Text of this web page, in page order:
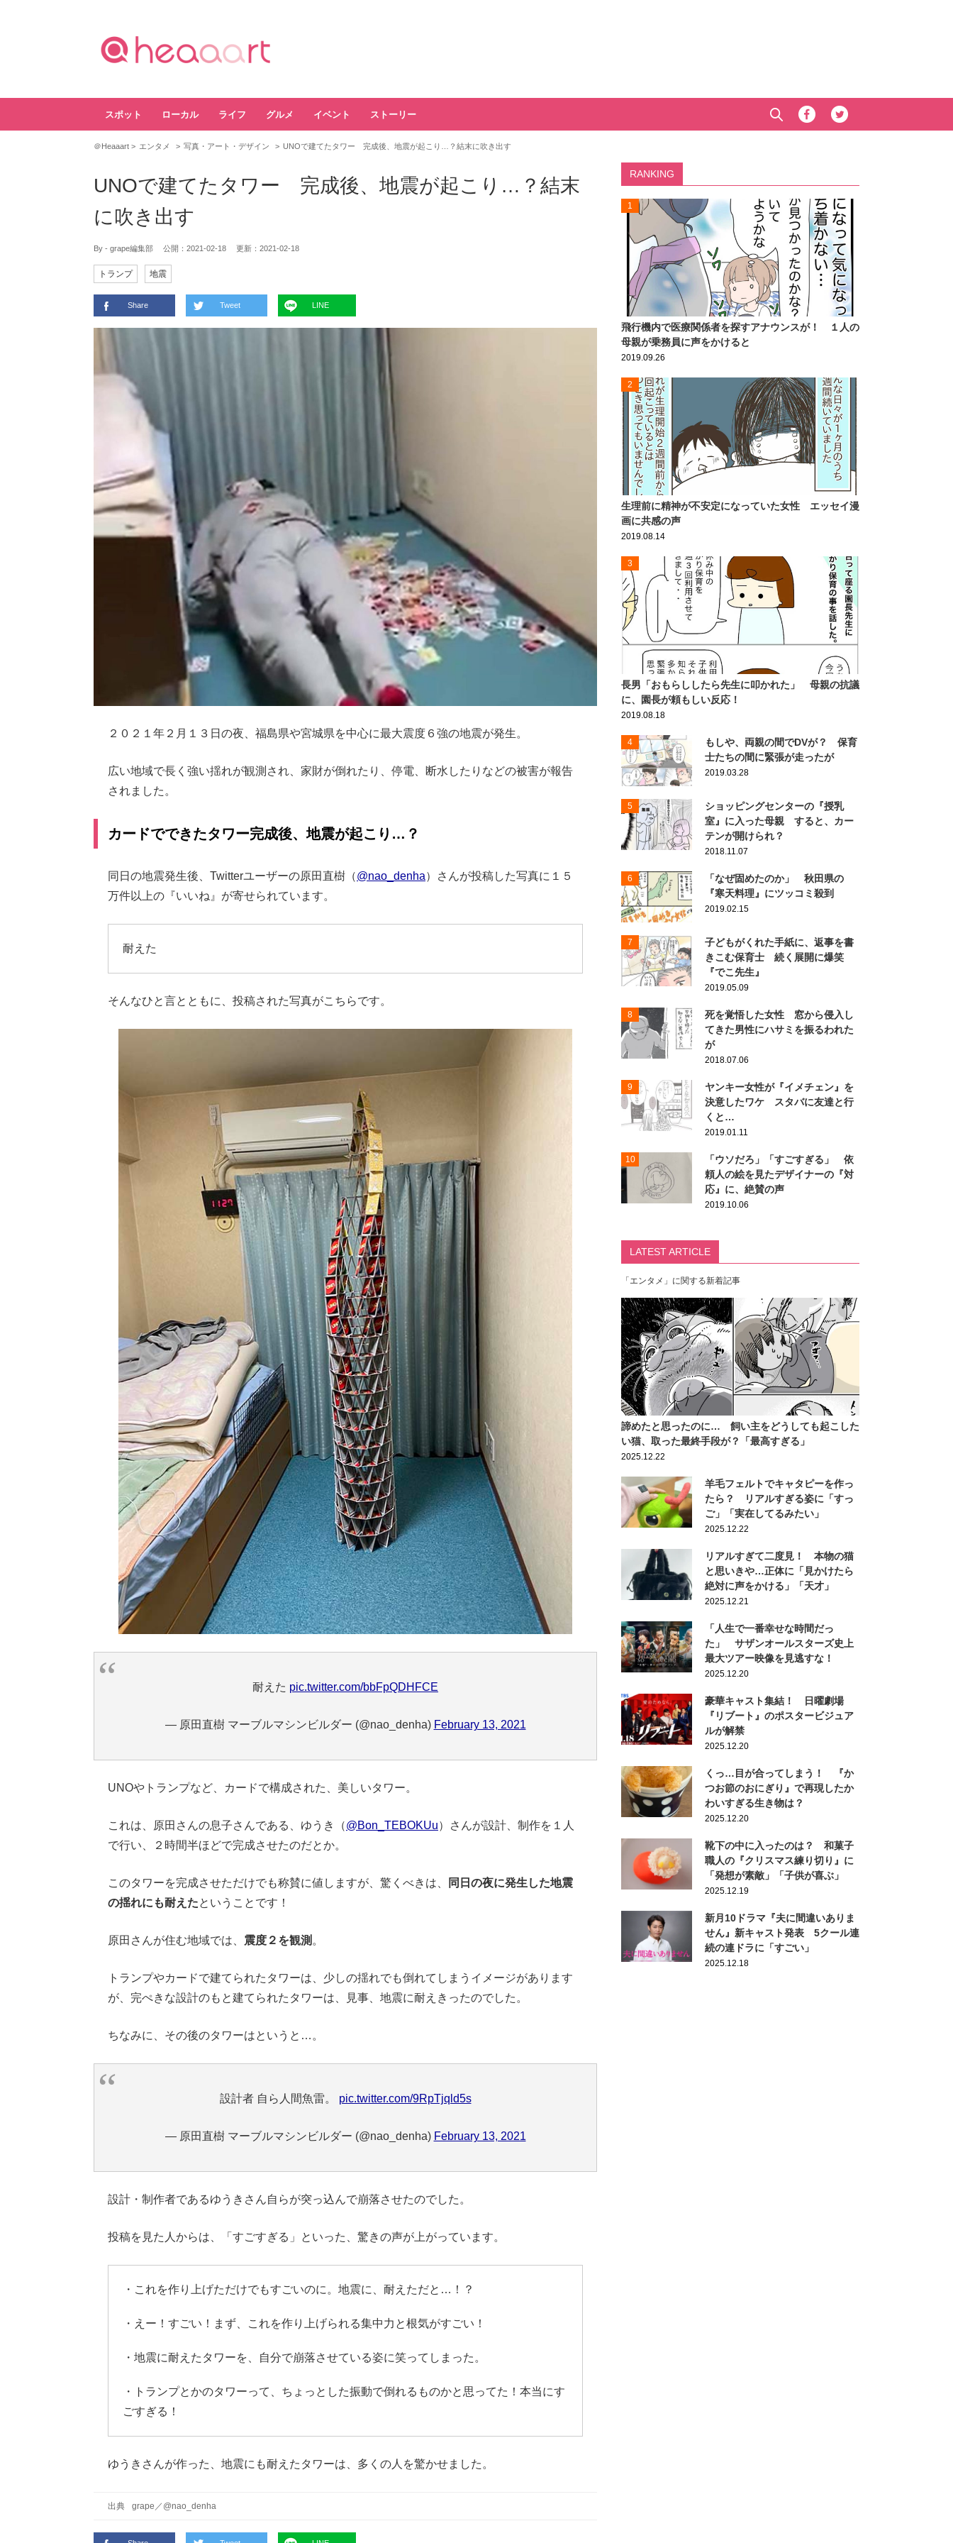
スポット ローカル ライフ グルメ イベント ストーリー
＠Heaaart エンタメ 写真・アート・デザイン UNOで建てたタワー 完成後、地震が起こり…？結末に吹き出す
UNOで建てたタワー 完成後、地震が起こり…？結末
に吹き出す
By - grape編集部 公開： 2021-02-18 更新： 2021-02-18
トランプ 地震
Share Tweet LINE
２０２１年２月１３日の夜、福島県や宮城県を中心に最大震度６強の地震が発生。
広い地域で長く強い揺れが観測され、家財が倒れたり、停電、断水したりなどの被害が報告
されました。
カードでできたタワー完成後、地震が起こり…？
同日の地震発生後、Twitterユーザーの原田直樹（@nao_denha）さんが投稿した写真に１５
万件以上の『いいね』が寄せられています。
耐えた
そんなひと言とともに、投稿された写真がこちらです。
耐えた pic.twitter.com/bbFpQDHFCE
— 原田直樹 マーブルマシンビルダー (@nao_denha) February 13, 2021
UNOやトランプなど、カードで構成された、美しいタワー。
これは、原田さんの息子さんである、ゆうき（@Bon_TEBOKUu）さんが設計、制作を１人
で行い、２時間半ほどで完成させたのだとか。
このタワーを完成させただけでも称賛に値しますが、驚くべきは、
同日の夜に発生した地震
の揺れにも耐えたということです！
原田さんが住む地域では、 震度２を観測 。
トランプやカードで建てられたタワーは、少しの揺れでも倒れてしまうイメージがあります
が、完ぺきな設計のもと建てられたタワーは、見事、地震に耐えきったのでした。
ちなみに、その後のタワーはというと…。
設計者 自ら人間魚雷。 pic.twitter.com/9RpTjqld5s
— 原田直樹 マーブルマシンビルダー (@nao_denha) February 13, 2021
設計・制作者であるゆうきさん自らが突っ込んで崩落させたのでした。
投稿を見た人からは、「すごすぎる」といった、驚きの声が上がっています。
・これを作り上げただけでもすごいのに。地震に、耐えただと…！？
・えー！すごい！まず、これを作り上げられる集中力と根気がすごい！
・地震に耐えたタワーを、自分で崩落させている姿に笑ってしまった。
・トランプとかのタワーって、ちょっとした振動で倒れるものかと思ってた！本当にす
ごすぎる！
ゆうきさんが作った、地震にも耐えたタワーは、多くの人を驚かせました。
出典 grape ／ @nao_denha
RANKING
1
飛行機内で医療関係者を探すアナウンスが！ １人の
母親が乗務員に声をかけると
2019.09.26
2
生理前に精神が不安定になっていた女性 エッセイ漫
画に共感の声
2019.08.14
3
長男「おもらししたら先生に叩かれた」 母親の抗議
に、園長が頼もしい反応！
2019.08.18
4
もしや、両親の間でDVが？ 保育
士たちの間に緊張が走ったが
2019.03.28
5
ショッピングセンターの『授乳
室』に入った母親 すると、カー
テンが開けられ？
2018.11.07
6
「なぜ固めたのか」 秋田県の
『寒天料理』にツッコミ殺到
2019.02.15
7
子どもがくれた手紙に、返事を書
きこむ保育士 続く展開に爆笑
『でこ先生』
2019.05.09
8
死を覚悟した女性 窓から侵入し
てきた男性にハサミを振るわれた
が
2018.07.06
9
ヤンキー女性が『イメチェン』を
決意したワケ スタバに友達と行
くと…
2019.01.11
10
「ウソだろ」「すごすぎる」 依
頼人の絵を見たデザイナーの『対
応』に、絶賛の声
2019.10.06
LATEST ARTICLE
「エンタメ」に関する新着記事
諦めたと思ったのに… 飼い主をどうしても起こした
い猫、取った最終手段が？「最高すぎる」
2025.12.22
羊毛フェルトでキャタピーを作っ
たら？ リアルすぎる姿に「すっ
ご」「実在してるみたい」
2025.12.22
リアルすぎて二度見！ 本物の猫
と思いきや…正体に「見かけたら
絶対に声をかける」「天才」
2025.12.21
「人生で一番幸せな時間だっ
た」 サザンオールスターズ史上
最大ツアー映像を見逃すな！
2025.12.20
豪華キャスト集結！ 日曜劇場
『リブート』のポスタービジュア
ルが解禁
2025.12.20
くっ…目が合ってしまう！ 『か
つお節のおにぎり』で再現したか
わいすぎる生き物は？
2025.12.20
靴下の中に入ったのは？ 和菓子
職人の『クリスマス練り切り』に
「発想が素敵」「子供が喜ぶ」
2025.12.19
新月10ドラマ『夫に間違いありま
せん』新キャスト発表 5クール連
続の連ドラに「すごい」
2025.12.18